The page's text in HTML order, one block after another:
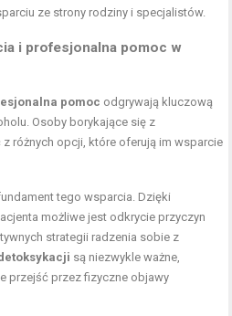
ze strony rodziny i specjalistów.
i profesjonalna pomoc w
pomoc odgrywają kluczową
Osoby borykające się z
różnych opcji, które oferują im wsparcie
tego wsparcia. Dzięki
możliwe jest odkrycie przyczyn
strategii radzenia sobie z
są niezwykle ważne,
przejść przez fizyczne objawy